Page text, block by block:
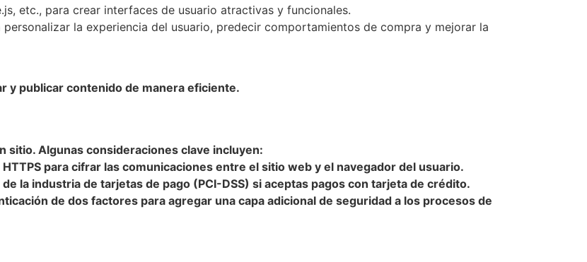
etc., para crear interfaces de usuario atractivas y funcionales.
personalizar la experiencia del usuario, predecir comportamientos de compra y mejorar la
y publicar contenido de manera eficiente.
sitio. Algunas consideraciones clave incluyen:
para cifrar las comunicaciones entre el sitio web y el navegador del usuario.
la industria de tarjetas de pago (PCI-DSS) si aceptas pagos con tarjeta de crédito.
de dos factores para agregar una capa adicional de seguridad a los procesos de